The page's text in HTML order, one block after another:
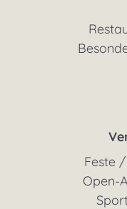
Feste
Open-